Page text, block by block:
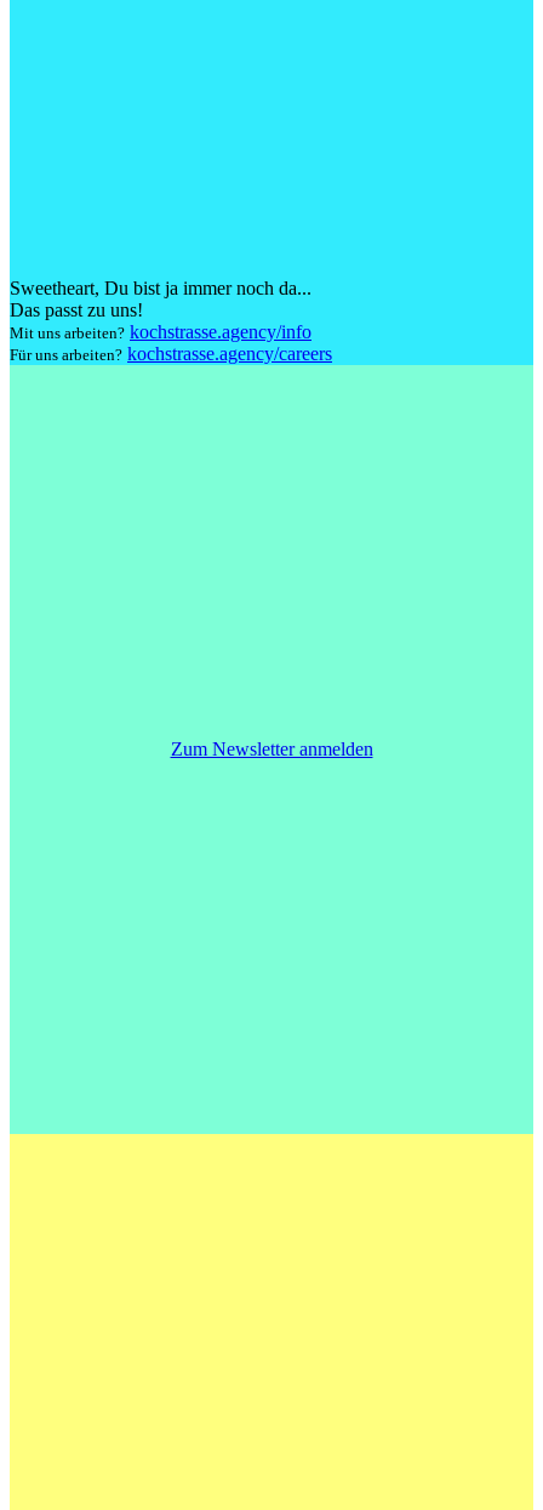
Sweetheart, Du bist ja immer noch da...
Das passt zu uns!
Mit uns arbeiten? kochstrasse.agency/info
Für uns arbeiten? kochstrasse.agency/careers
Zum Newsletter anmelden